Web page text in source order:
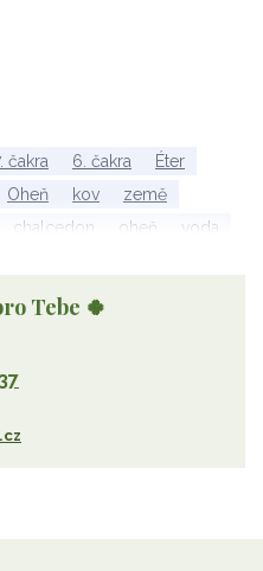
čakra 6. čakra
Éter
Oheň kov
země
chalcedon oheň
voda
Tebe 🍀